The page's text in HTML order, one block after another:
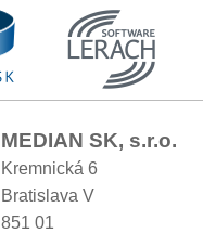
MEDIAN SK, s.r.o.
Kremnická 6
Bratislava V
851 01